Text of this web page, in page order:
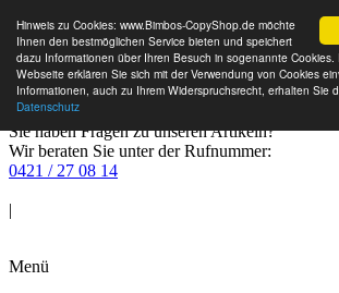
Hinweis zu Cookies: www.Bimbos-CopyShop.de möchte
Ihnen den bestmöglichen Service bieten und speichert
dazu Informationen über Ihren Besuch in sogenannte Cookies.
Webseite erklären Sie sich mit der Verwendung von Cookies
Informationen, auch zu Ihrem Widerspruchsrecht, erhalten Sie
Datenschutz
Sie haben Fragen zu unseren Artikeln?
Wir beraten Sie unter der Rufnummer:
0421 / 27 08 14
|
Menü